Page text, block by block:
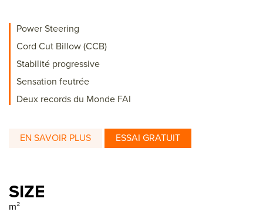
Power Steering
Cord Cut Billow (CCB)
Stabilité progressive
Sensation feutrée
Deux records du Monde FAI
EN SAVOIR PLUS ESSAI GRATUIT
SIZE
m²